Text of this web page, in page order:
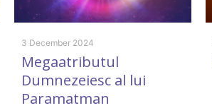
3 December 2024
Megaatributul
Dumnezeiesc al lui
Paramatman